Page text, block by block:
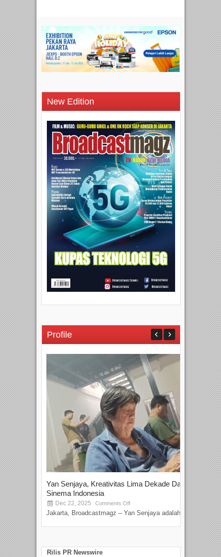
New Edition
Profile
Yan Senjaya, Kreativitas Lima Dekade Dalam
Sinema Indonesia
Dec 22, 2025 Comments Off
Jakarta, Broadcastmagz – Yan Senjaya adalah...
Rilis PR Newswire